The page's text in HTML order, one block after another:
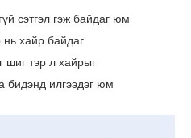
сэтгэл гэж байдаг юм
нь хайр байдаг
шиг тэр л хайрыг
бидэнд илгээдэг юм